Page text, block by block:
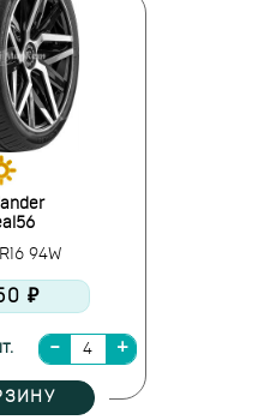
94W
₽